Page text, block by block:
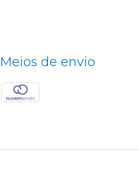
Meios de envio